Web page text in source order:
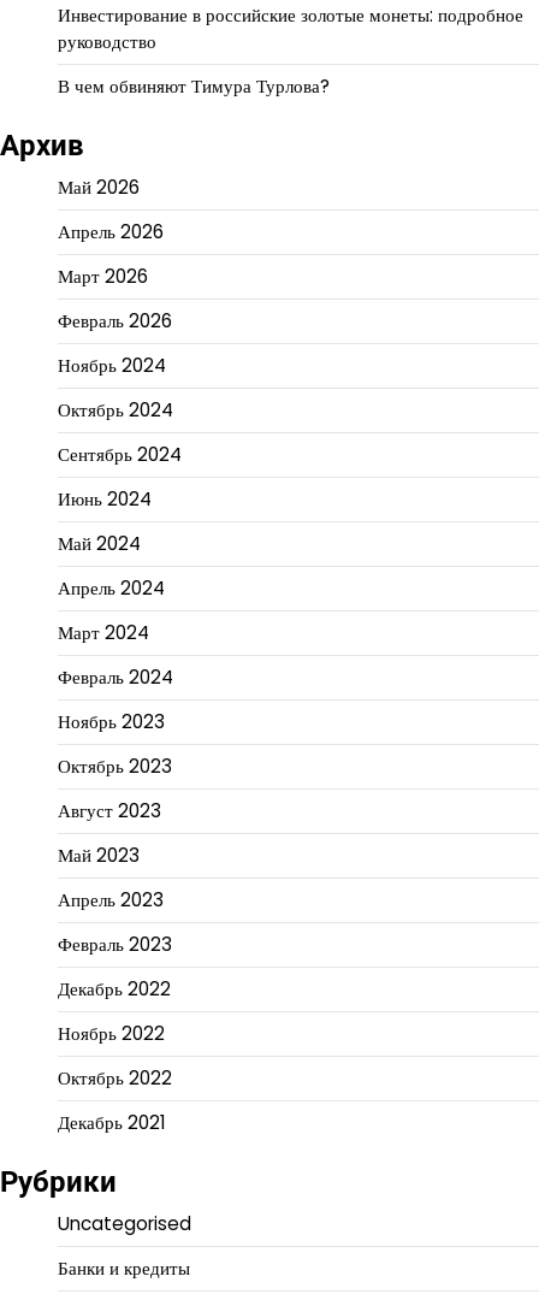
Инвестирование в российские золотые монеты: подробное
руководство
В чем обвиняют Тимура Турлова?
Архив
Май 2026
Апрель 2026
Март 2026
Февраль 2026
Ноябрь 2024
Октябрь 2024
Сентябрь 2024
Июнь 2024
Май 2024
Апрель 2024
Март 2024
Февраль 2024
Ноябрь 2023
Октябрь 2023
Август 2023
Май 2023
Апрель 2023
Февраль 2023
Декабрь 2022
Ноябрь 2022
Октябрь 2022
Декабрь 2021
Рубрики
Uncategorised
Банки и кредиты